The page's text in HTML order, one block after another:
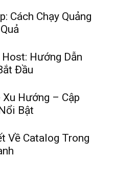
Cách Chạy Quảng
Hướng Dẫn
Đầu
Hướng – Cập
Bật
Về Catalog Trong